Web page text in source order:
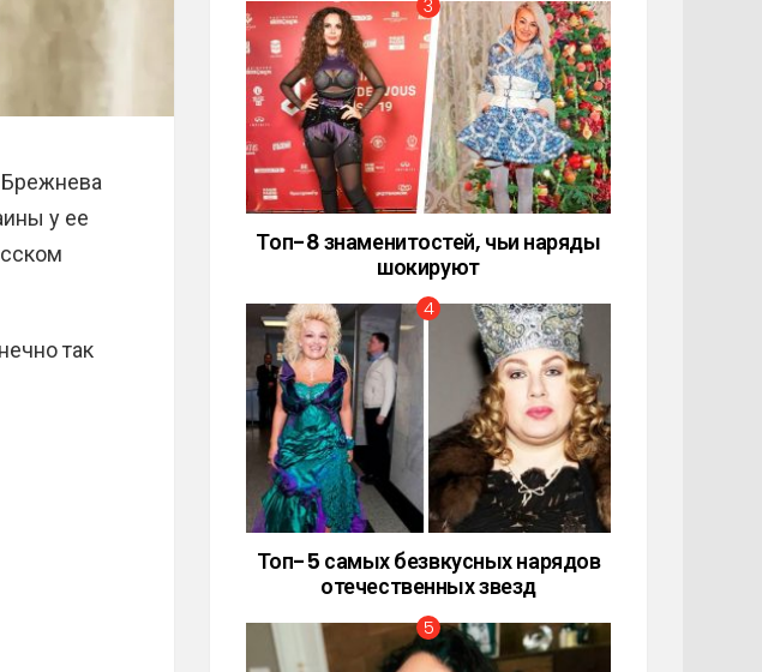
Брежнева
у ее
так
Топ-8 знаменитостей, чьи наряды
шокируют
Топ-5 самых безвкусных нарядов
отечественных звезд